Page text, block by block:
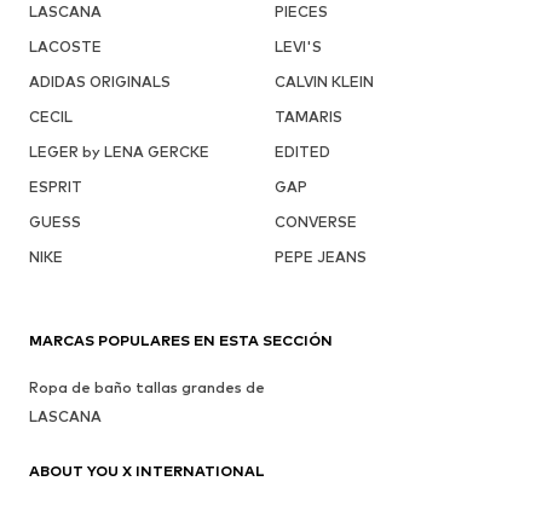
LASCANA
PIECES
LACOSTE
LEVI'S
ADIDAS ORIGINALS
CALVIN KLEIN
CECIL
TAMARIS
LEGER by LENA GERCKE
EDITED
ESPRIT
GAP
GUESS
CONVERSE
NIKE
PEPE JEANS
MARCAS POPULARES EN ESTA SECCIÓN
Ropa de baño tallas grandes de
LASCANA
ABOUT YOU X INTERNATIONAL